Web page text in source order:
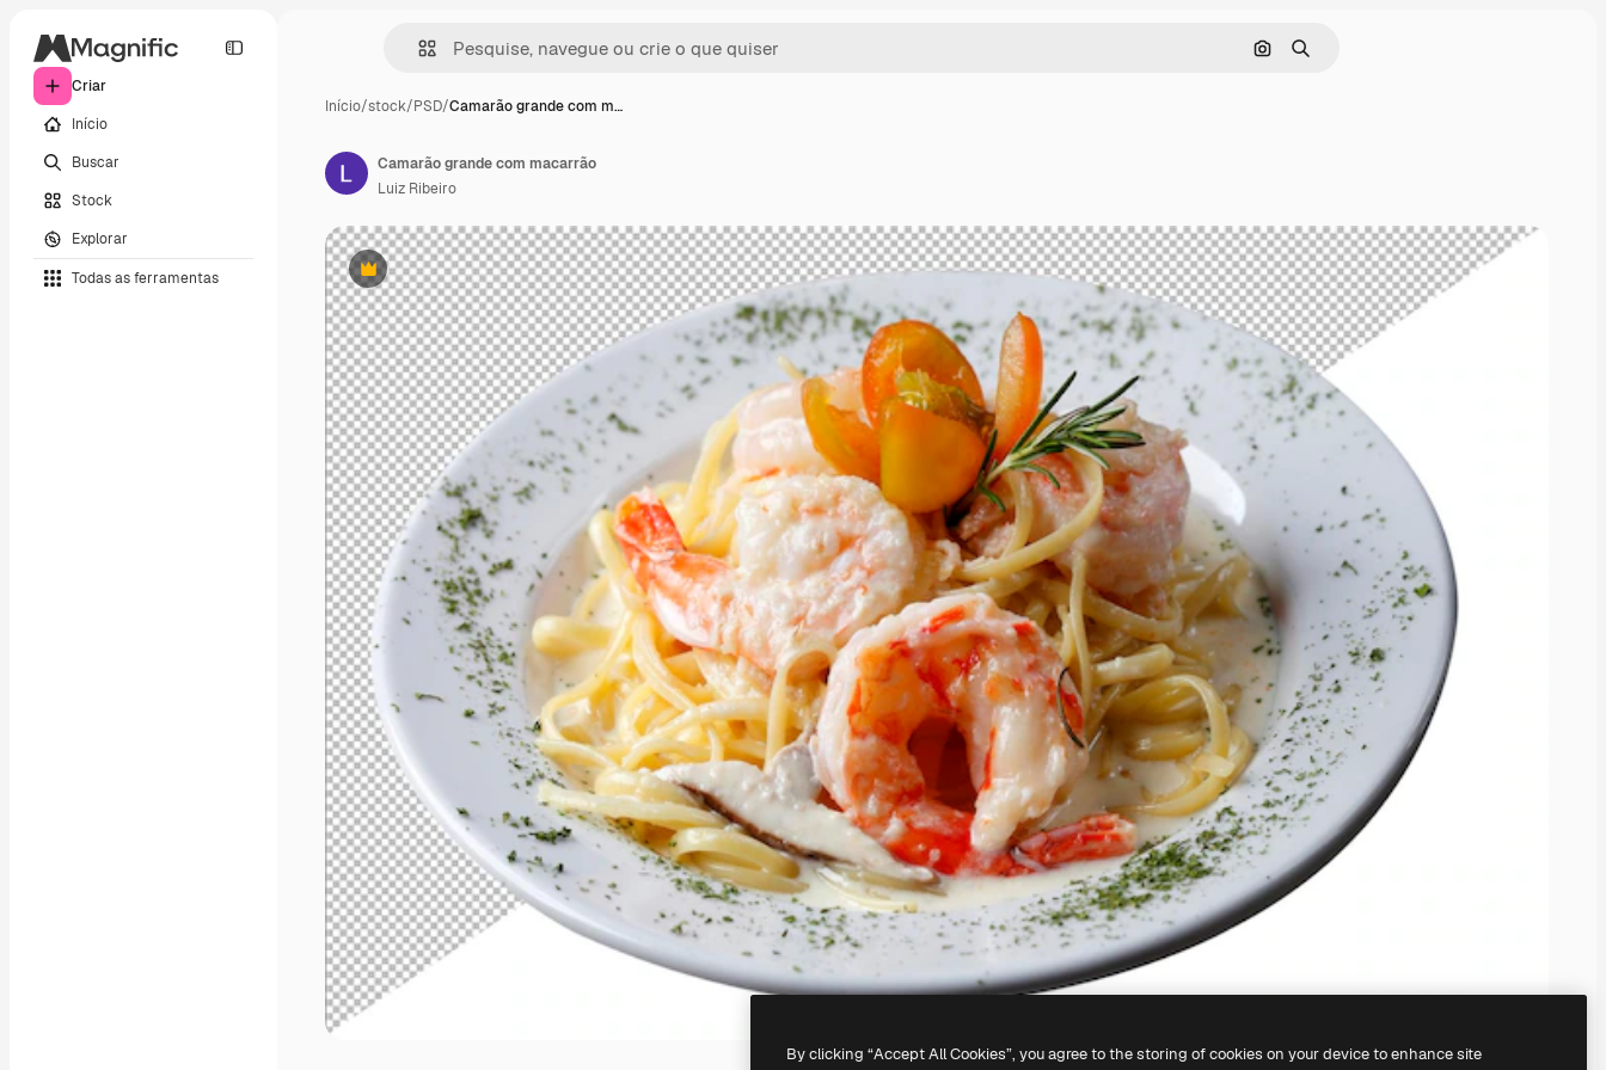
Criar
Início
Buscar
Stock
Explorar
Todas as ferramentas
Pesquisar por imagem
Buscar
Início/stock/PSD/Camarão grande com m…
Premium
Camarão grande com macarrão
Luiz Ribeiro
By clicking “Accept All Cookies”, you agree to the storing of cookies on your device to enhance site